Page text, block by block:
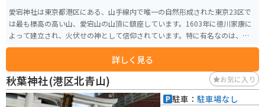
愛宕神社は東京都港区にある、山手線内で唯一の自然形成された東京23区で
は最も標高の高い山、愛宕山の山頂に鎮座しています。1603年に徳川家康に
よって建立され、火伏せの神として信仰されています。特に有名なのは、神
社へ続く「出世の石段」で、82段あるこの急な石段を馬が駆け上がったとい
う伝説があります。現在でも多くのビジネスパーソンが出世や成功を願って
訪れます。また、美しい都心の夜景を一望できるスポットとしても人気です。
詳しく見る
秋葉神社(港区北青山) お気に入り
駐車： 駐車場なし